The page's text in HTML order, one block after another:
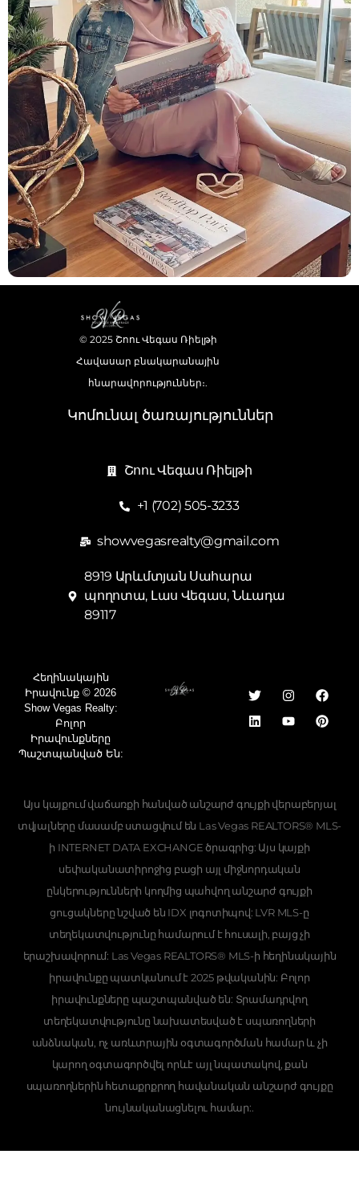
© 2025 Շոու Վեգաս Ռիելթի
Հավասար բնակարանային
հնարավորություններ։.
Կոմունալ ծառայություններ
Շոու Վեգաս Ռիելթի
+1 (702) 505-3233
showvegasrealty@gmail.com
8919 Արևմտյան Սահարա
պողոտա, Լաս Վեգաս, Նևադա
89117
Հեղինակային
Իրավունք © 2026
Show Vegas Realty:
Բոլոր
Իրավունքները
Պաշտպանված Են:
Այս կայքում վաճառքի հանված անշարժ գույքի վերաբերյալ
տվյալները մասամբ ստացվում են Las Vegas REALTORS® MLS-
ի INTERNET DATA EXCHANGE ծրագրից: Այս կայքի
սեփականատիրոջից բացի այլ միջնորդական
ընկերությունների կողմից պահվող անշարժ գույքի
ցուցակները նշված են IDX լոգոտիպով: LVR MLS-ը
տեղեկատվությունը համարում է հուսալի, բայց չի
երաշխավորում: Las Vegas REALTORS® MLS-ի հեղինակային
իրավունքը պատկանում է 2025 թվականին: Բոլոր
իրավունքները պաշտպանված են: Տրամադրվող
տեղեկատվությունը նախատեսված է սպառողների
անձնական, ոչ առևտրային օգտագործման համար և չի
կարող օգտագործվել որևէ այլ նպատակով, քան
սպառողներին հետաքրքրող հավանական անշարժ գույքը
նույնականացնելու համար:.